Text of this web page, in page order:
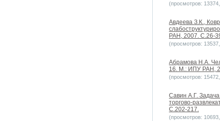
(просмотров:
Авдеева З.К.,
РАН, 2007. С.26-
(просмотров:
Абрамова Н.А.
16. М.: ИПУ РАН,
(просмотров:
Савин А.Г.
торгово-
С.202-217.
(просмотров: